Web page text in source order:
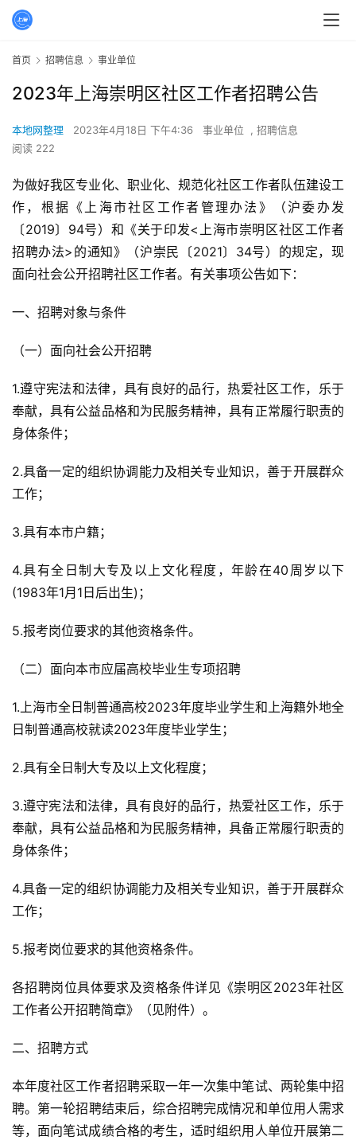
首页 招聘信息 事业单位
2023年上海崇明区社区工作者招聘公告
本地网整理 2023年4月18日 下午4:36 事业单位 , 招聘信息
阅读 222
为做好我区专业化、职业化、规范化社区工作者队伍建设工
作，根据《上海市社区工作者管理办法》（沪委办发
〔2019〕94号）和《关于印发<上海市崇明区社区工作者
招聘办法>的通知》（沪崇民〔2021〕34号）的规定，现
面向社会公开招聘社区工作者。有关事项公告如下：
一、 招聘对象与条件
（一）面向社会公开招聘
1.遵守宪法和法律，具有良好的品行，热爱社区工作，乐于
奉献，具有公益品格和为民服务精神，具有正常履行职责的
身体条件；
2.具备一定的组织协调能力及相关专业知识，善于开展群众
工作；
3.具有本市户籍；
4.具有全日制大专及以上文化程度，年龄在40周岁以下
(1983年1月1日后出生)；
5.报考岗位要求的其他资格条件。
（二）面向本市应届高校毕业生专项招聘
1.上海市全日制普通高校2023年度毕业学生和上海籍外地全
日制普通高校就读2023年度毕业学生；
2.具有全日制大专及以上文化程度；
3.遵守宪法和法律，具有良好的品行，热爱社区工作，乐于
奉献，具有公益品格和为民服务精神，具备正常履行职责的
身体条件；
4.具备一定的组织协调能力及相关专业知识，善于开展群众
工作；
5.报考岗位要求的其他资格条件。
各招聘岗位具体要求及资格条件详见《崇明区2023年社区
工作者公开招聘简章》（见附件）。
二、 招聘方式
本年度社区工作者招聘采取一年一次集中笔试、两轮集中招
聘。第一轮招聘结束后，综合招聘完成情况和单位用人需求
等，面向笔试成绩合格的考生，适时组织用人单位开展第二